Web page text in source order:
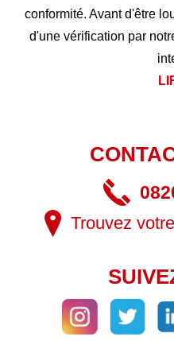
conformité. Avant d'être
d'une vérification par
Trouvez